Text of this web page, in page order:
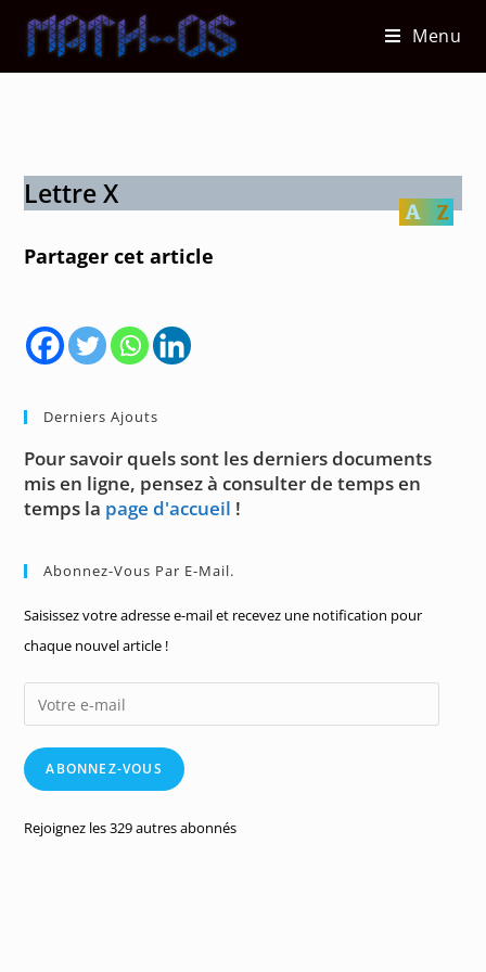
content
Menu
Lettre X
Partager cet article
Derniers Ajouts
Pour savoir quels sont les derniers documents
mis en ligne, pensez à consulter de temps en
temps la page d'accueil !
Abonnez-Vous Par E-Mail.
Saisissez votre adresse e-mail et recevez une notification pour
chaque nouvel article !
Votre
e-
mailABONNEZ-VOUS
Rejoignez les 329 autres abonnés